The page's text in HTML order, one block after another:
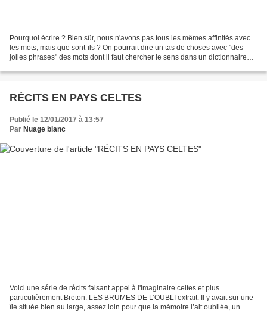
Pourquoi écrire ? Bien sûr, nous n'avons pas tous les mêmes affinités avec
les mots, mais que sont-ils ? On pourrait dire un tas de choses avec "des
jolies phrases" des mots dont il faut chercher le sens dans un dictionnaire
RÉCITS EN PAYS CELTES
Publié le 12/01/2017 à 13:57
Par Nuage blanc
Voici une série de récits faisant appel à l'imaginaire celtes et plus
particulièrement Breton. LES BRUMES DE L’OUBLI extrait: Il y avait sur une
île située bien au large, assez loin pour que la mémoire l’ait oubliée, un